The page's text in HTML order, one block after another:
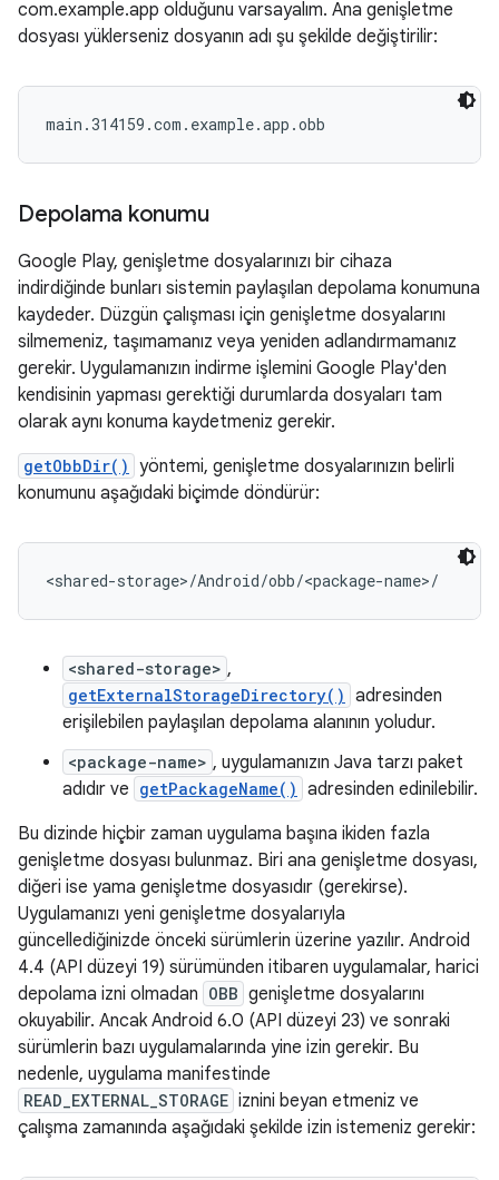
com.example.app olduğunu varsayalım. Ana genişletme
dosyası yüklerseniz dosyanın adı şu şekilde değiştirilir:
main.314159.com.example.app.obb
Depolama konumu
Google Play, genişletme dosyalarınızı bir cihaza
indirdiğinde bunları sistemin paylaşılan depolama konumuna
kaydeder. Düzgün çalışması için genişletme dosyalarını
silmemeniz, taşımamanız veya yeniden adlandırmamanız
gerekir. Uygulamanızın indirme işlemini Google Play'den
kendisinin yapması gerektiği durumlarda dosyaları tam
olarak aynı konuma kaydetmeniz gerekir.
getObbDir() yöntemi, genişletme dosyalarınızın belirli
konumunu aşağıdaki biçimde döndürür:
<shared-storage> ,
getExternalStorageDirectory() adresinden
erişilebilen paylaşılan depolama alanının yoludur.
<package-name> , uygulamanızın Java tarzı paket
adıdır ve getPackageName() adresinden edinilebilir.
Bu dizinde hiçbir zaman uygulama başına ikiden fazla
genişletme dosyası bulunmaz. Biri ana genişletme dosyası,
diğeri ise yama genişletme dosyasıdır (gerekirse).
Uygulamanızı yeni genişletme dosyalarıyla
güncellediğinizde önceki sürümlerin üzerine yazılır. Android
4.4 (API düzeyi 19) sürümünden itibaren uygulamalar, harici
depolama izni olmadan OBB genişletme dosyalarını
okuyabilir. Ancak Android 6.0 (API düzeyi 23) ve sonraki
sürümlerin bazı uygulamalarında yine izin gerekir. Bu
nedenle, uygulama manifestinde
READ_EXTERNAL_STORAGE iznini beyan etmeniz ve
çalışma zamanında aşağıdaki şekilde izin istemeniz gerekir: